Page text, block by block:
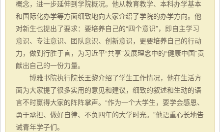
概念，进一步延伸到学院概况。他从教育教学、本科办学基本
和国际化办学等方面细致地向大家介绍了学院的办学方向。他
对新生也提出了要求：要培养自己的“四个意识”，即自主学习
意识、专注意识、团队意识、创新意识，更要培养自己的行动
力，做到行胜于言，为习近平“共享”发展理念中的“健康中国”贡
献出自己的一份力量。
博雅书院执行院长王黎介绍了学生工作情况，他在生活方
面为大家提了很多实用的意见和建议，细致的叙述和生动的语
言不时赢得大家的阵阵掌声。“作为一个大学生，要学会感恩、
勇于承担、做好自律、不负四年的大学时光。”他语重心长地告
诫青年学子们。